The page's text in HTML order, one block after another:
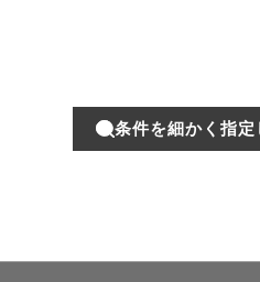
条件を細かく指